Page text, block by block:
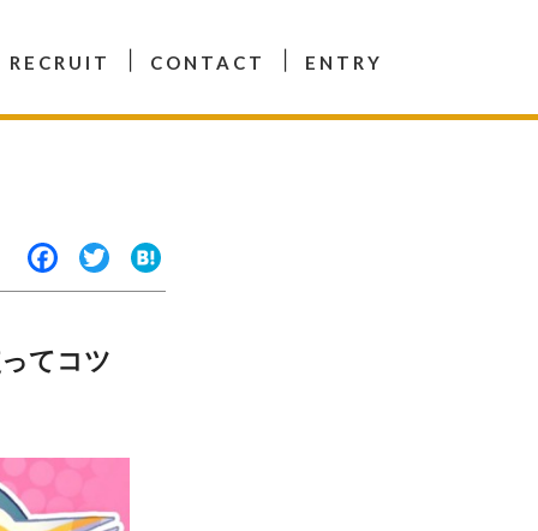
RECRUIT CONTACT ENTRY
F
a
e
b
k
T
w
てコツ